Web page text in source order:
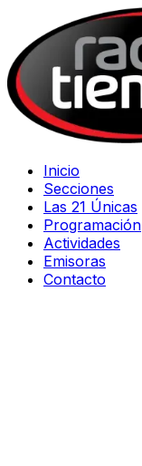
Inicio
Secciones
Las 21 Únicas
Programación
Actividades
Emisoras
Contacto